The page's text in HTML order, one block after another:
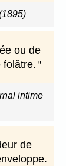
ou de
folâtre.
intime
de